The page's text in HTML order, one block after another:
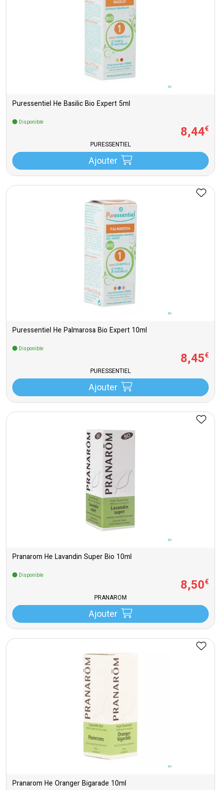
Puressentiel He Basilic Bio Expert 5ml
Disponible
8,44€
PURESSENTIEL
Ajouter
Puressentiel He Palmarosa Bio Expert 10ml
Disponible
8,45€
PURESSENTIEL
Ajouter
Pranarom He Lavandin Super Bio 10ml
Disponible
8,50€
PRANAROM
Ajouter
Pranarom He Oranger Bigarade 10ml